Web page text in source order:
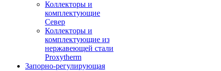
Коллекторы и
комплектующие
Север
Коллекторы и
комплектующие из
нержавеющей стали
Proxytherm
Запорно-регулирующая